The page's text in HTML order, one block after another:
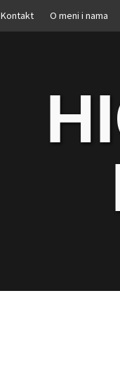
Kontakt O meni i nama